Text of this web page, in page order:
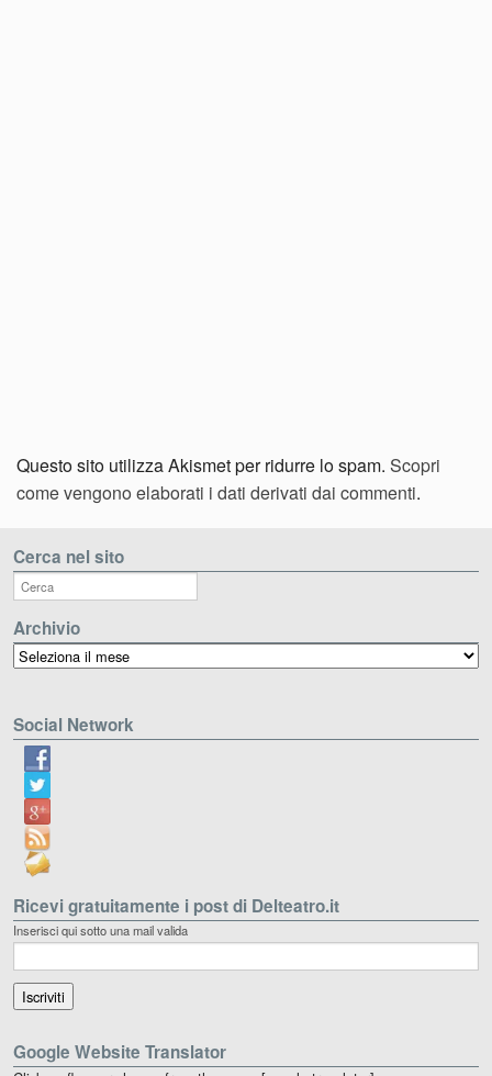
Questo sito utilizza Akismet per ridurre lo spam. Scopri
come vengono elaborati i dati derivati dai commenti.
Cerca nel sito
Archivio
Archivio
Social Network
Ricevi gratuitamente i post di Delteatro.it
Inserisci qui sotto una mail valida
Google Website Translator